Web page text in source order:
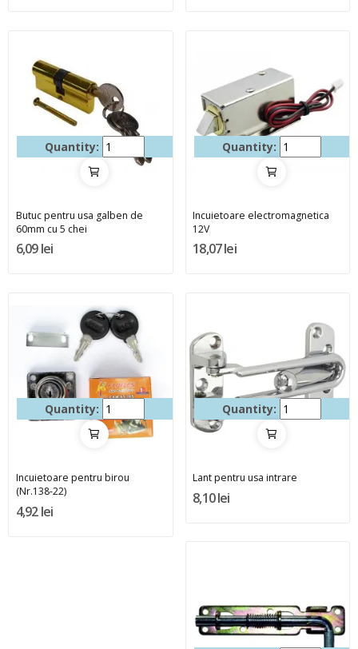
Quantity:
Butuc pentru usa galben de
60mm cu 5 chei
6,09 lei
Quantity:
Incuietoare electromagnetica
12V
18,07 lei
Quantity:
Incuietoare pentru birou
(Nr.138-22)
4,92 lei
Quantity:
Lant pentru usa intrare
8,10 lei